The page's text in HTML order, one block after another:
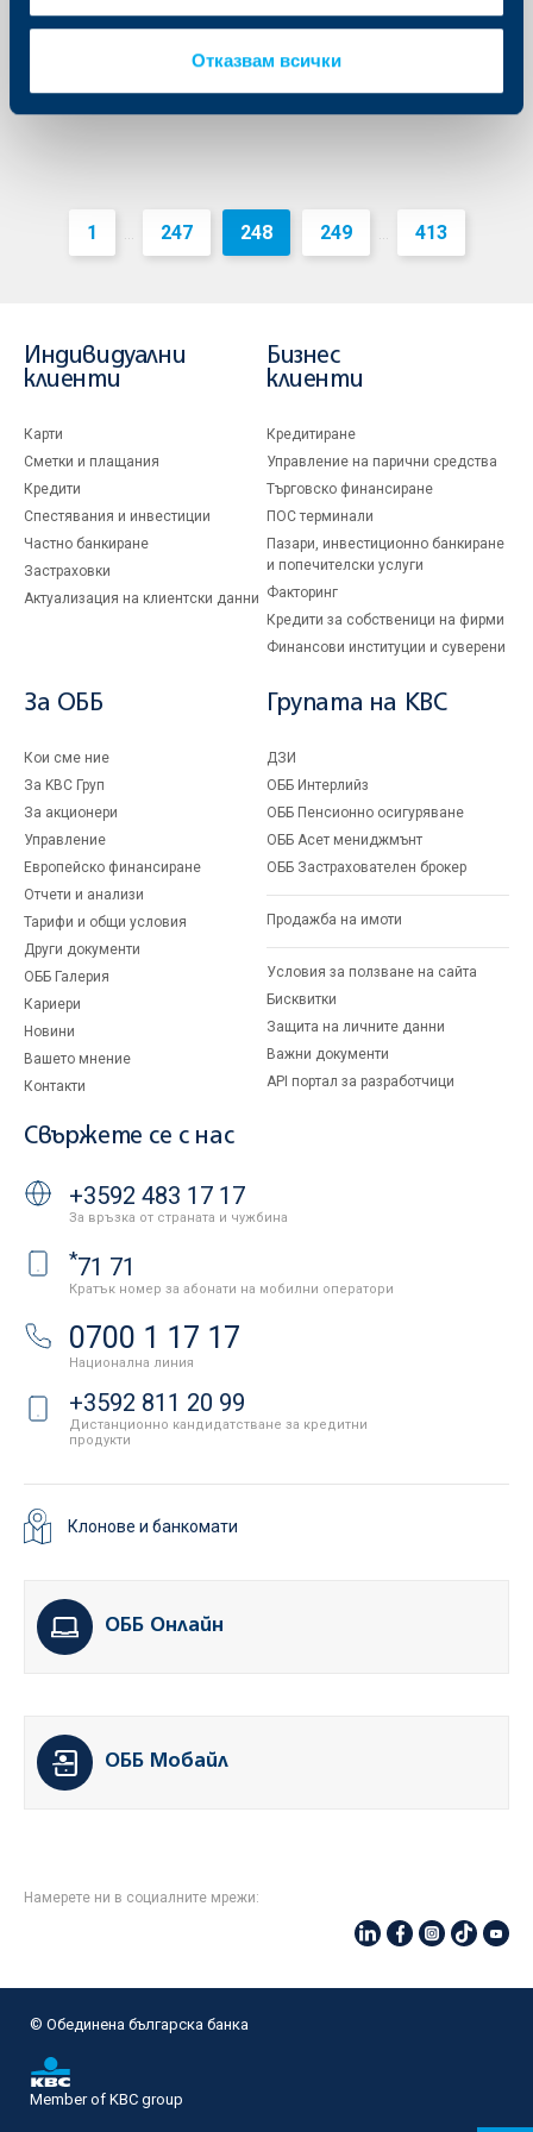
Отказвам всички
30.04.2015 г.
1 ... 247 248 249 ... 413
Индивидуални
клиенти
Карти
Сметки и плащания
Кредити
Спестявания и инвестиции
Частно банкиране
Застраховки
Актуализация на клиентски данни
Бизнес
клиенти
Кредитиране
Управление на парични средства
Търговско финансиране
ПОС терминали
Пазари, инвестиционно банкиране
и попечителски услуги
Факторинг
Кредити за собственици на фирми
Финансови институции и суверени
За ОББ
Кои сме ние
За KBC Груп
За акционери
Управление
Европейско финансиране
Отчети и анализи
Тарифи и общи условия
Други документи
ОББ Галерия
Кариери
Новини
Вашето мнение
Контакти
Групата на KBC
ДЗИ
ОББ Интерлийз
ОББ Пенсионно осигуряване
ОББ Асет мениджмънт
ОББ Застрахователен брокер
Продажба на имоти
Условия за ползване на сайта
Бисквитки
Защита на личните данни
Важни документи
API портал за разработчици
Свържете се с нас
+3592 483 17 17
За връзка от страната и чужбина
*71 71
Кратък номер за абонати на мобилни оператори
0700 1 17 17
Национална линия
+3592 811 20 99
Дистанционно кандидатстване за кредитни
продукти
Клонове и банкомати
ОББ Онлайн
ОББ Мобайл
Намерете ни в социалните мрежи:
© Oбединена българска банка
Member of KBC group